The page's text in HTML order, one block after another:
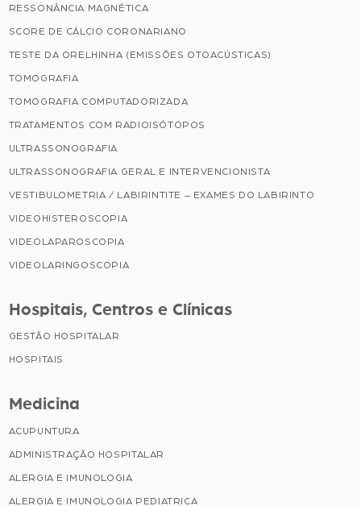
RESSONÂNCIA MAGNÉTICA
SCORE DE CÁLCIO CORONARIANO
TESTE DA ORELHINHA (EMISSÕES OTOACÚSTICAS)
TOMOGRAFIA
TOMOGRAFIA COMPUTADORIZADA
TRATAMENTOS COM RADIOISÓTOPOS
ULTRASSONOGRAFIA
ULTRASSONOGRAFIA GERAL E INTERVENCIONISTA
VESTIBULOMETRIA / LABIRINTITE – EXAMES DO LABIRINTO
VIDEOHISTEROSCOPIA
VIDEOLAPAROSCOPIA
VIDEOLARINGOSCOPIA
Hospitais, Centros e Clínicas
GESTÃO HOSPITALAR
HOSPITAIS
Medicina
ACUPUNTURA
ADMINISTRAÇÃO HOSPITALAR
ALERGIA E IMUNOLOGIA
ALERGIA E IMUNOLOGIA PEDIATRICA